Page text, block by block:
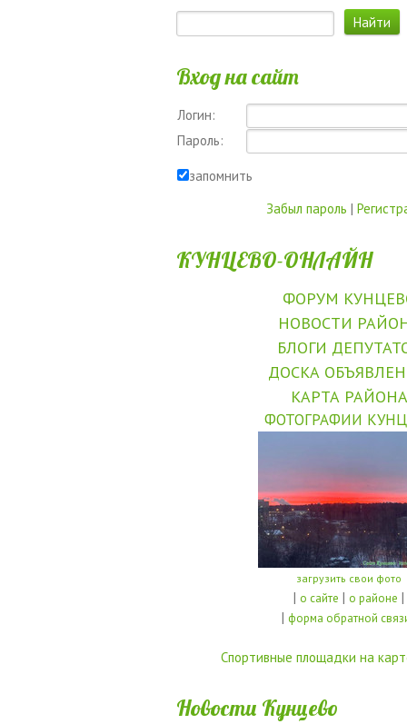
Вход на сайт
Логин:
Пароль:
запомнить
Забыл пароль |
КУНЦЕВО-ОНЛАЙН
ФОРУМ
НОВОСТИ
БЛОГИ
ДОСКА
КАРТА РАЙОНА
ФОТОГРАФИИ
загрузить свои фото
| о сайте | о районе |
| форма обратной
Спортивные площадки на
Новости Кунцево